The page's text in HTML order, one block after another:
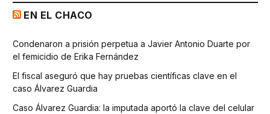
EN EL CHACO
Condenaron a prisión perpetua a Javier Antonio Duarte por
el femicidio de Erika Fernández
El fiscal aseguró que hay pruebas científicas clave en el
caso Álvarez Guardia
Caso Álvarez Guardia: la imputada aportó la clave del celular